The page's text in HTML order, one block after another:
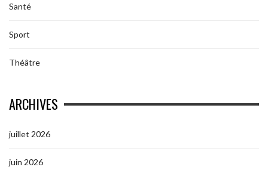
Santé
Sport
Théâtre
ARCHIVES
juillet 2026
juin 2026